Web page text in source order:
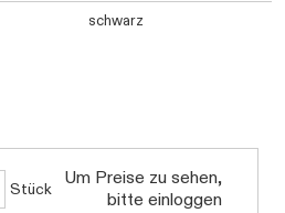
schwarz
Stück
Um Preise zu sehen,
bitte einloggen